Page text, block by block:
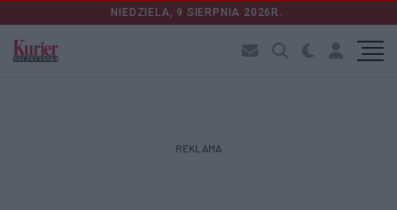
NIEDZIELA, 9 SIERPNIA 2026R.
REKLAMA